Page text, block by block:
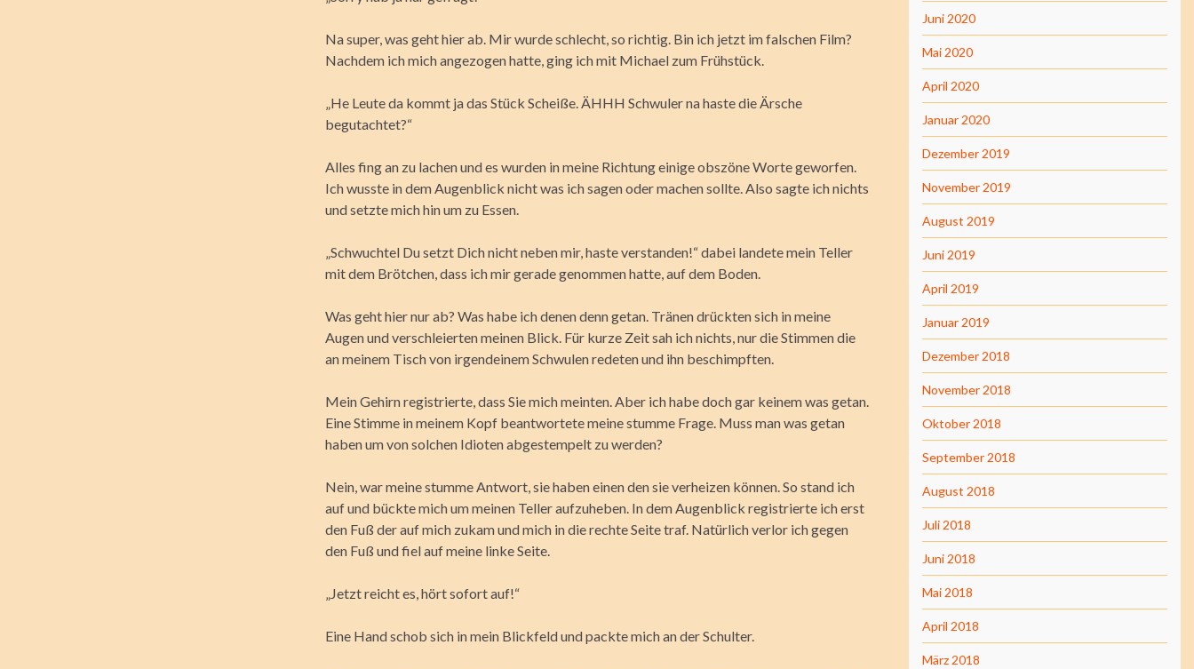
Na super, was geht hier ab. Mir wurde schlecht, so richtig. Bin ich jetzt im falschen Film?
Nachdem ich mich angezogen hatte, ging ich mit Michael zum Frühstück.
„He Leute da kommt ja das Stück Scheiße. ÄHHH Schwuler na haste die Ärsche
begutachtet?“
Alles fing an zu lachen und es wurden in meine Richtung einige obszöne Worte geworfen.
Ich wusste in dem Augenblick nicht was ich sagen oder machen sollte. Also sagte ich nichts
und setzte mich hin um zu Essen.
„Schwuchtel Du setzt Dich nicht neben mir, haste verstanden!“ dabei landete mein Teller
mit dem Brötchen, dass ich mir gerade genommen hatte, auf dem Boden.
Was geht hier nur ab? Was habe ich denen denn getan. Tränen drückten sich in meine
Augen und verschleierten meinen Blick. Für kurze Zeit sah ich nichts, nur die Stimmen die
an meinem Tisch von irgendeinem Schwulen redeten und ihn beschimpften.
Mein Gehirn registrierte, dass Sie mich meinten. Aber ich habe doch gar keinem was getan.
Eine Stimme in meinem Kopf beantwortete meine stumme Frage. Muss man was getan
haben um von solchen Idioten abgestempelt zu werden?
Nein, war meine stumme Antwort, sie haben einen den sie verheizen können. So stand ich
auf und bückte mich um meinen Teller aufzuheben. In dem Augenblick registrierte ich erst
den Fuß der auf mich zukam und mich in die rechte Seite traf. Natürlich verlor ich gegen
den Fuß und fiel auf meine linke Seite.
„Jetzt reicht es, hört sofort auf!“
Eine Hand schob sich in mein Blickfeld und packte mich an der Schulter.
Juni 2020
Mai 2020
April 2020
Januar 2020
Dezember 2019
November 2019
August 2019
Juni 2019
April 2019
Januar 2019
Dezember 2018
November 2018
Oktober 2018
September 2018
August 2018
Juli 2018
Juni 2018
Mai 2018
April 2018
März 2018